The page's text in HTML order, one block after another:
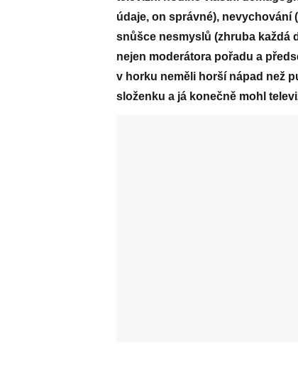
údaje, on správné), nevychování
snůšce nesmyslů (zhruba každá
nejen moderátora pořadu a
v horku neměli horší nápad než
složenku a já konečně mohl